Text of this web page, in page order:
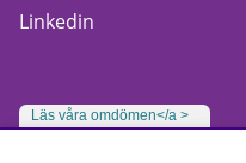
Linkedin
Läs våra omdömen</a >